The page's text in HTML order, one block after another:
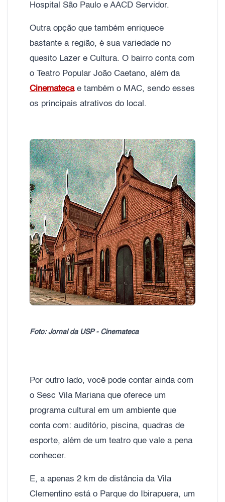
Hospital São Paulo e AACD Servidor.
Outra opção que também enriquece
bastante a região, é sua variedade no
quesito Lazer e Cultura. O bairro conta com
o Teatro Popular João Caetano, além da
Cinematecae também o MAC, sendo esses
os principais atrativos do local.
Foto: Jornal da USP - Cinemateca
Por outro lado, você pode contar ainda com
o Sesc Vila Mariana que oferece um
programa cultural em um ambiente que
conta com: auditório, piscina, quadras de
esporte, além de um teatro que vale a pena
conhecer.
E, a apenas 2 km de distância da Vila
Clementino está o Parque do Ibirapuera, um